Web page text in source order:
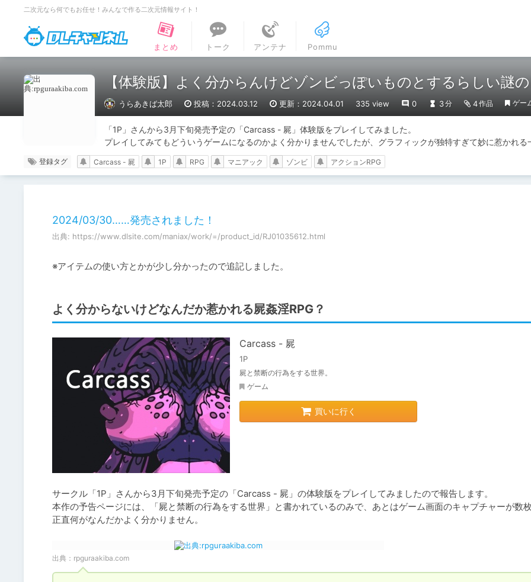
二次元なら何でもお任せ！みんなで作る二次元情報サイト！
DLチャンネル
まとめ
トーク アンテナ Pommu
【体験版】よく分からんけどゾンビっぽいものとするらしい謎
うらあきば太郎 投稿：2024.03.12 更新：2024.04.01 335 view 0 3分 4作品 ゲー
「1P」さんから3月下旬発売予定の「Carcass - 屍」体験版をプレイしてみました。
プレイしてみてもどういうゲームになるのかよく分かりませんでしたが、グラフィックが独特すぎて妙に惹かれる
登録タグ Carcass - 屍 1P RPG マニアック ゾンビ アクションRPG
2024/03/30……発売されました！
出典: https://www.dlsite.com/maniax/work/=/product_id/RJ01035612.html
※アイテムの使い方とかが少し分かったので追記しました。
よく分からないけどなんだか惹かれる屍姦淫RPG？
Carcass - 屍
1P
屍と禁断の行為をする世界。
ゲーム
買いに行く
サークル「1P」さんから3月下旬発売予定の「Carcass - 屍」の体験版をプレイしてみましたので報告します。
本作の予告ページには、「屍と禁断の行為をする世界」と書かれているのみで、あとはゲーム画面のキャプチャーが数
正直何がなんだかよく分かりません。
出典： rpguraakiba.com